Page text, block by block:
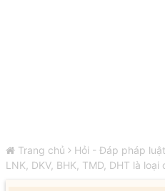
Trang chủ Hỏi - Đáp pháp luật
LNK, DKV, BHK, TMD, DHT là loại